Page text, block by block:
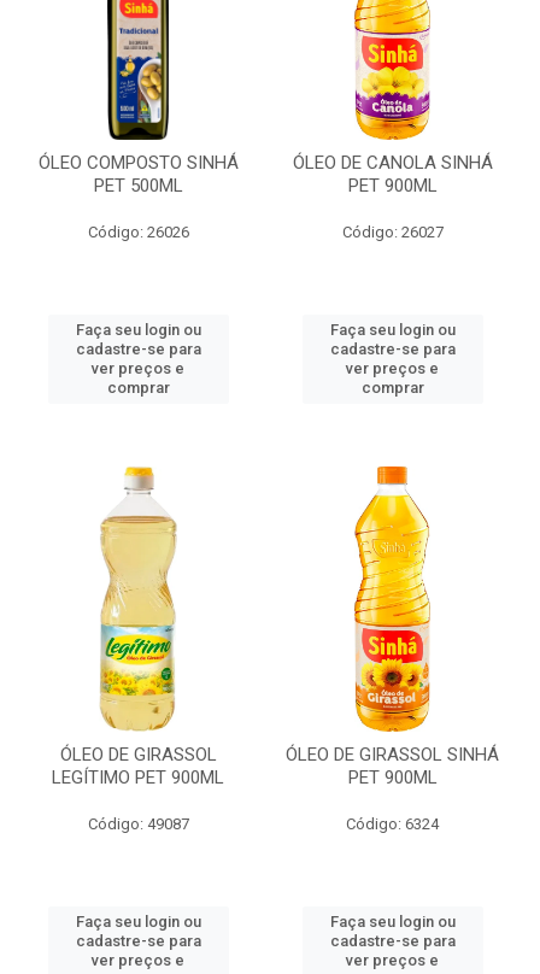
ÓLEO COMPOSTO SINHÁ
PET 500ML
Código: 26026
Faça seu login ou
cadastre-se para
ver preços e
comprar
ÓLEO DE CANOLA SINHÁ
PET 900ML
Código: 26027
Faça seu login ou
cadastre-se para
ver preços e
comprar
ÓLEO DE GIRASSOL
LEGÍTIMO PET 900ML
Código: 49087
Faça seu login ou
cadastre-se para
ver preços e
ÓLEO DE GIRASSOL SINHÁ
PET 900ML
Código: 6324
Faça seu login ou
cadastre-se para
ver preços e